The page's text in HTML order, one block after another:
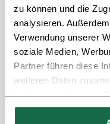
zu können und die
analysieren.
Verwendung unserer
soziale Medien,
Partner führen diese
weiteren Daten
haben oder die sie im
gesammelt haben.
Instandhaltung
Hausgeld
Versicherungen
Verwaltung
Wer hier nicht
Druck.